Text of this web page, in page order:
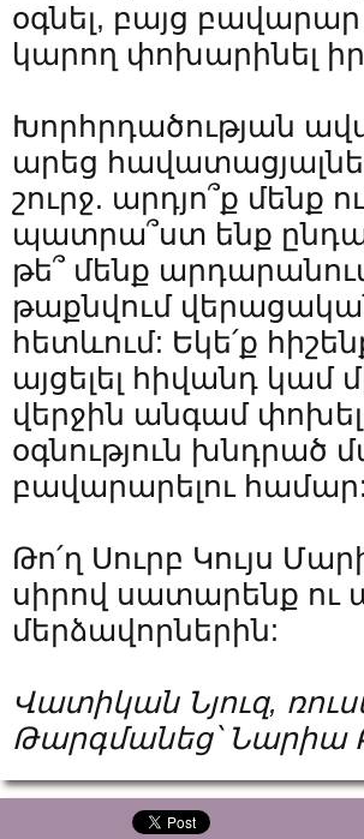
օգնել, բայց
կարող փոխարինել
Խորհրդածության
արեց
շուրջ. արդյո՞ք մենք
պատրա՞ստ ենք
թե՞ մենք
թաքնվում
հետևում: Եկե՛ք
այցելել հիվանդ կամ
վերջին անգամ
օգնություն խնդրած
բավարարելու համար:
Թո՛ղ Սուրբ Կույս
սիրով սատարենք ու
մերձավորներին:
Վատիկան Նյուզ,
Թարգմանեց՝ Նարիա